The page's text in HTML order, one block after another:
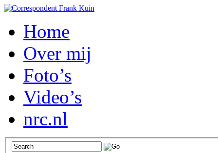
Home
Over mij
Foto’s
Video’s
nrc.nl